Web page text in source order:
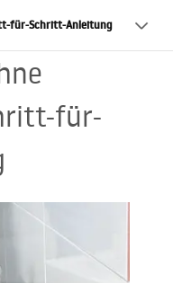
für-Schritt-Anleitung
für-